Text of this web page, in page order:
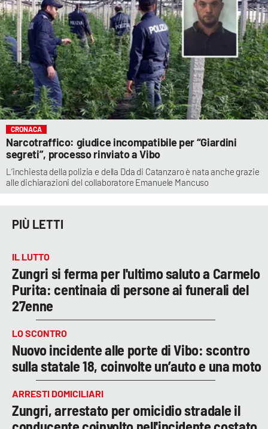
CRONACA
Narcotraffico: giudice incompatibile per “Giardini
segreti”, processo rinviato a Vibo
L’inchiesta della polizia e della Dda di Catanzaro è nata anche grazie
alle dichiarazioni del collaboratore Emanuele Mancuso
PIÙ LETTI
IL LUTTO
Zungri si ferma per l'ultimo saluto a Carmelo
Purita: centinaia di persone ai funerali del
27enne
LO SCONTRO
Nuovo incidente alle porte di Vibo: scontro
sulla statale 18, coinvolte un’auto e una moto
ARRESTI DOMICILIARI
Zungri, arrestato per omicidio stradale il